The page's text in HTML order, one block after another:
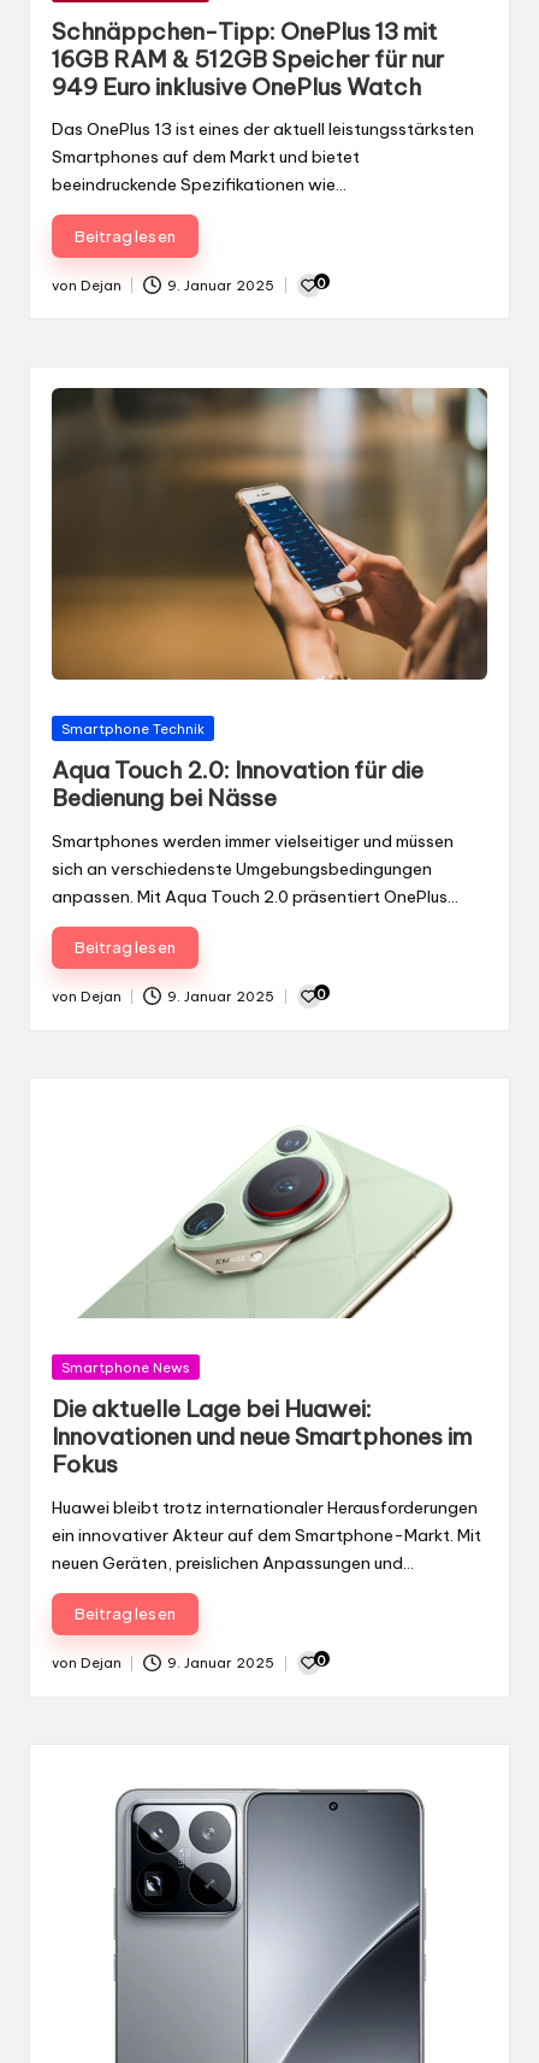
Schnäppchen-Tipp: OnePlus 13 mit
16GB RAM & 512GB Speicher für nur
949 Euro inklusive OnePlus Watch
Das OnePlus 13 ist eines der aktuell leistungsstärksten
Smartphones auf dem Markt und bietet
beeindruckende Spezifikationen wie…
Beitrag lesen
Gepostet
von Dejan 9. Januar 2025 0
Gepostet
Smartphone Technik
Aqua Touch 2.0: Innovation für die
Bedienung bei Nässe
Smartphones werden immer vielseitiger und müssen
sich an verschiedenste Umgebungsbedingungen
anpassen. Mit Aqua Touch 2.0 präsentiert OnePlus…
Beitrag lesen
Gepostet
von Dejan 9. Januar 2025 0
Gepostet
Smartphone News
Die aktuelle Lage bei Huawei:
Innovationen und neue Smartphones im
Fokus
Huawei bleibt trotz internationaler Herausforderungen
ein innovativer Akteur auf dem Smartphone-Markt. Mit
neuen Geräten, preislichen Anpassungen und…
Beitrag lesen
Gepostet
von Dejan 9. Januar 2025 0